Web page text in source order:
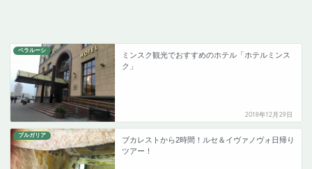
ベラルーシ
ミンスク観光でおすすめのホテル「ホテルミンス
ク」
2018年12月29日
ブルガリア
ブカレストから2時間！ルセ＆イヴァノヴォ日帰り
ツアー！